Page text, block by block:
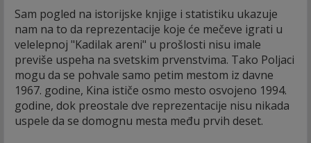
Sam pogled na istorijske knjige i statistiku ukazuje
nam na to da reprezentacije koje će mečeve igrati u
velelepnoj "Kadilak areni" u prošlosti nisu imale
previše uspeha na svetskim prvenstvima. Tako Poljaci
mogu da se pohvale samo petim mestom iz davne
1967. godine, Kina ističe osmo mesto osvojeno 1994.
godine, dok preostale dve reprezentacije nisu nikada
uspele da se domognu mesta među prvih deset.